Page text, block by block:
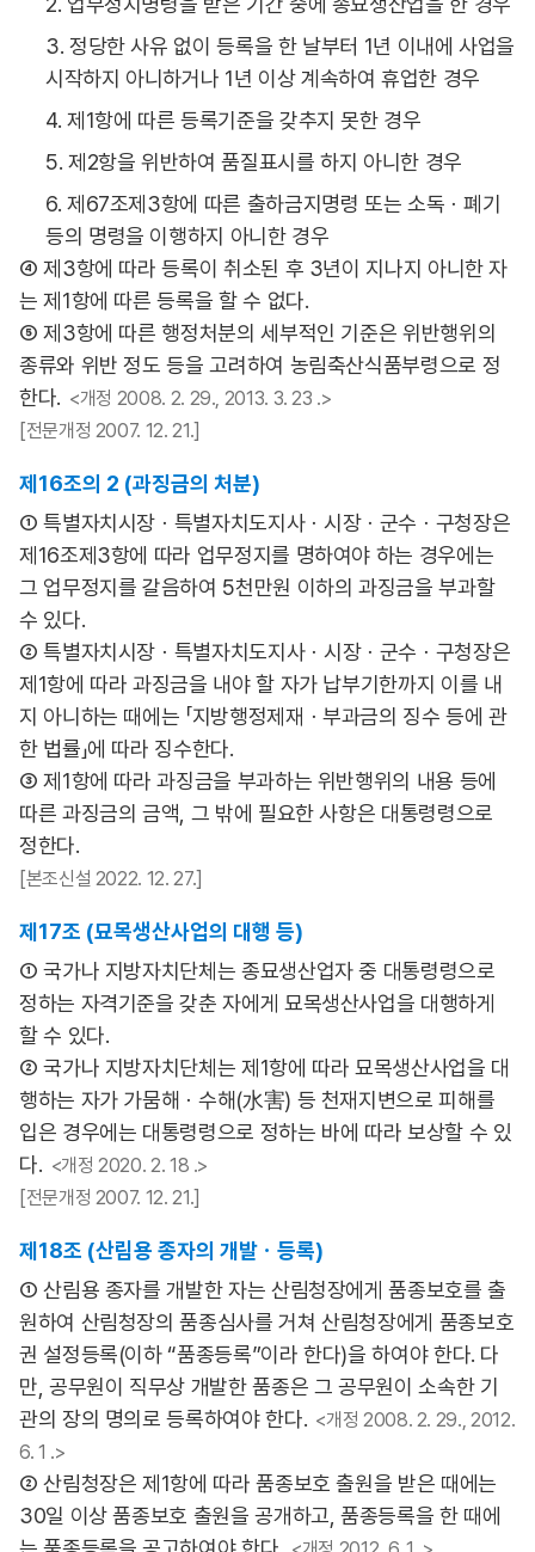
3. 정당한 사유 없이 등록을 한 날부터 1년 이내에 사업을
시작하지 아니하거나 1년 이상 계속하여 휴업한 경우
4. 제1항에 따른 등록기준을 갖추지 못한 경우
5. 제2항을 위반하여 품질표시를 하지 아니한 경우
6. 제67조제3항에 따른 출하금지명령 또는 소독ㆍ폐기
등의 명령을 이행하지 아니한 경우
④ 제3항에 따라 등록이 취소된 후 3년이 지나지 아니한 자
는 제1항에 따른 등록을 할 수 없다.
⑤ 제3항에 따른 행정처분의 세부적인 기준은 위반행위의
종류와 위반 정도 등을 고려하여 농림축산식품부령으로 정
한다. <개정 2008. 2. 29., 2013. 3. 23 .>
[전문개정 2007. 12. 21.]
제16조의 2 (과징금의 처분)
① 특별자치시장ㆍ특별자치도지사ㆍ시장ㆍ군수ㆍ구청장은
제16조제3항에 따라 업무정지를 명하여야 하는 경우에는
그 업무정지를 갈음하여 5천만원 이하의 과징금을 부과할
수 있다.
② 특별자치시장ㆍ특별자치도지사ㆍ시장ㆍ군수ㆍ구청장은
제1항에 따라 과징금을 내야 할 자가 납부기한까지 이를 내
지 아니하는 때에는 「지방행정제재ㆍ부과금의 징수 등에 관
한 법률」에 따라 징수한다.
③ 제1항에 따라 과징금을 부과하는 위반행위의 내용 등에
따른 과징금의 금액, 그 밖에 필요한 사항은 대통령령으로
정한다.
[본조신설 2022. 12. 27.]
제17조 (묘목생산사업의 대행 등)
① 국가나 지방자치단체는 종묘생산업자 중 대통령령으로
정하는 자격기준을 갖춘 자에게 묘목생산사업을 대행하게
할 수 있다.
② 국가나 지방자치단체는 제1항에 따라 묘목생산사업을 대
행하는 자가 가뭄해ㆍ수해(水害) 등 천재지변으로 피해를
입은 경우에는 대통령령으로 정하는 바에 따라 보상할 수 있
다. <개정 2020. 2. 18 .>
[전문개정 2007. 12. 21.]
제18조 (산림용 종자의 개발ㆍ등록)
① 산림용 종자를 개발한 자는 산림청장에게 품종보호를 출
원하여 산림청장의 품종심사를 거쳐 산림청장에게 품종보호
권 설정등록(이하 “품종등록”이라 한다)을 하여야 한다. 다
만, 공무원이 직무상 개발한 품종은 그 공무원이 소속한 기
관의 장의 명의로 등록하여야 한다. <개정 2008. 2. 29., 2012.
6. 1 .>
② 산림청장은 제1항에 따라 품종보호 출원을 받은 때에는
30일 이상 품종보호 출원을 공개하고, 품종등록을 한 때에